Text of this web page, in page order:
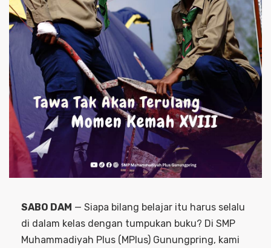
SABO DAM — Siapa bilang belajar itu harus selalu
di dalam kelas dengan tumpukan buku? Di SMP
Muhammadiyah Plus (MPlus) Gunungpring, kami